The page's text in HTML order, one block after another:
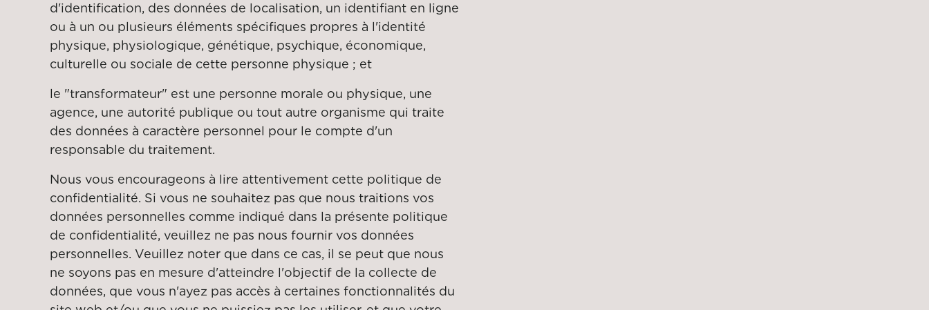
d'identification, des données de localisation, un identifiant en ligne
ou à un ou plusieurs éléments spécifiques propres à l'identité
physique, physiologique, génétique, psychique, économique,
culturelle ou sociale de cette personne physique ; et
le "transformateur" est une personne morale ou physique, une
agence, une autorité publique ou tout autre organisme qui traite
des données à caractère personnel pour le compte d'un
responsable du traitement.
Nous vous encourageons à lire attentivement cette politique de
confidentialité. Si vous ne souhaitez pas que nous traitions vos
données personnelles comme indiqué dans la présente politique
de confidentialité, veuillez ne pas nous fournir vos données
personnelles. Veuillez noter que dans ce cas, il se peut que nous
ne soyons pas en mesure d'atteindre l'objectif de la collecte de
données, que vous n'ayez pas accès à certaines fonctionnalités du